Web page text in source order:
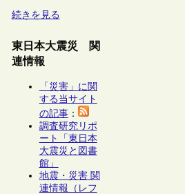
続きを見る
東日本大震災 関
連情報
「災害」に関
する当サイト
の記事：
調査研究リポ
ート「東日本
大震災と図書
館」
地震・災害 関
連情報（レフ